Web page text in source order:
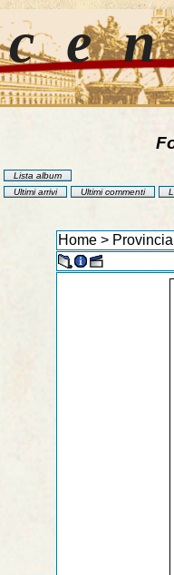
Lista album
Ultimi arrivi
Ultimi commenti
Home >